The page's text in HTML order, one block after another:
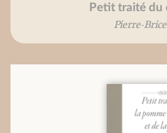
Petit traité du
Pierre-